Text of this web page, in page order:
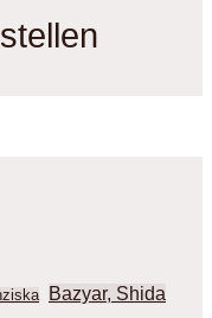
Bazyar, Shida